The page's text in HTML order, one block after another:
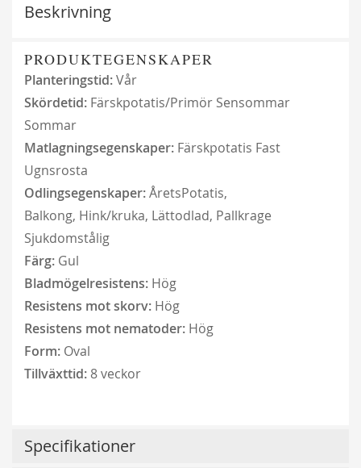
229,00 kr
Från 179,00 kr
Lykkefund
229,00 kr
Från179,00 kr
Beskrivning
PRODUKTEGENSKAPER
Planteringstid:Vår
Skördetid: Färskpotatis/Primör Sensommar
Sommar
Matlagningsegenskaper: Färskpotatis Fast
Ugnsrosta
Odlingsegenskaper:ÅretsPotatis,
Balkong, Hink/kruka, Lättodlad, Pallkrage
Sjukdomstålig
Färg: Gul
Bladmögelresistens: Hög
Resistens mot skorv: Hög
Resistens mot nematoder: Hög
Form: Oval
Tillväxttid: 8 veckor
Specifikationer